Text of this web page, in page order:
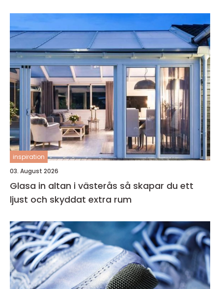
inspiration
03. August 2026
Glasa in altan i västerås så skapar du ett
ljust och skyddat extra rum